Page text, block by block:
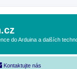
do Arduina a dalších
Kontaktujte nás